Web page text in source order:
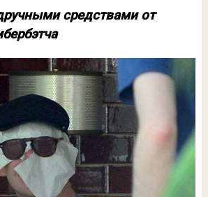
средствами от